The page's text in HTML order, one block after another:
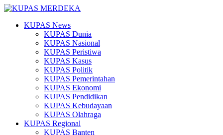
KUPAS News
KUPAS Dunia
KUPAS Nasional
KUPAS Peristiwa
KUPAS Kasus
KUPAS Politik
KUPAS Pemerintahan
KUPAS Ekonomi
KUPAS Pendidikan
KUPAS Kebudayaan
KUPAS Olahraga
KUPAS Regional
KUPAS Banten